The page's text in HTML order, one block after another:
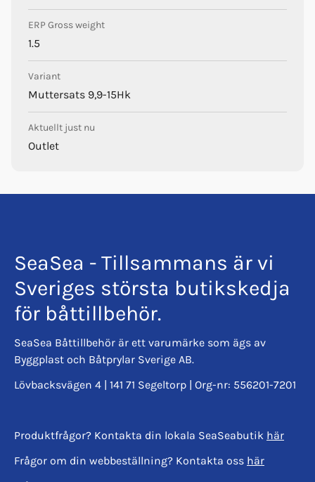
ERP Gross weight
1.5
Variant
Muttersats 9,9-15Hk
Aktuellt just nu
Outlet
SeaSea - Tillsammans är vi
Sveriges största butikskedja
för båttillbehör.
SeaSea Båttillbehör är ett varumärke som ägs av
Byggplast och Båtprylar Sverige AB.
Lövbacksvägen 4 | 141 71 Segeltorp | Org-nr: 556201-7201
Produktfrågor? Kontakta din lokala SeaSeabutik här
Frågor om din webbeställning? Kontakta oss här